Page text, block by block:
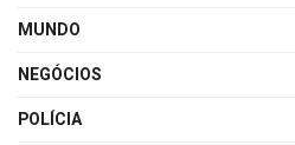
MUNDO
NEGÓCIOS
POLÍCIA